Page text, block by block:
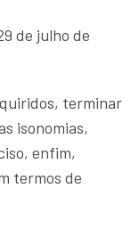
de julho de
terminar
isonomias,
enfim,
termos de